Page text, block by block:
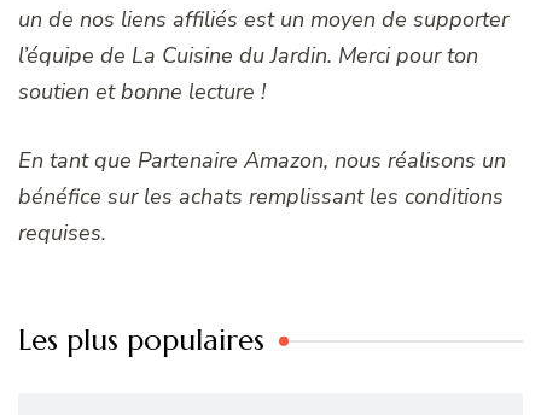
un de nos liens affiliés est un moyen de supporter
l’équipe de La Cuisine du Jardin. Merci pour ton
soutien et bonne lecture !
En tant que Partenaire Amazon, nous réalisons un
bénéfice sur les achats remplissant les conditions
requises.
Les plus populaires